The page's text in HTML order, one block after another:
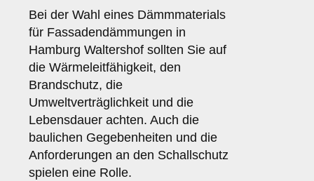
Bei der Wahl eines Dämmmaterials
für Fassadendämmungen in
Hamburg Waltershof sollten Sie auf
die Wärmeleitfähigkeit, den
Brandschutz, die
Umweltverträglichkeit und die
Lebensdauer achten. Auch die
baulichen Gegebenheiten und die
Anforderungen an den Schallschutz
spielen eine Rolle.